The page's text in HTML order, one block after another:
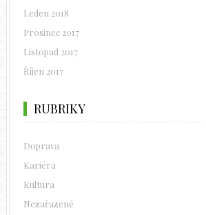
Leden 2018
Prosinec 2017
Listopad 2017
Říjen 2017
RUBRIKY
Doprava
Kariéra
Kultura
Nezařazené